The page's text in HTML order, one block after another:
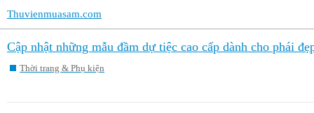
Thuvienmuasam.com
Cập nhật những mẫu đầm dự tiệc cao cấp dành cho phái
Thời trang & Phụ kiện